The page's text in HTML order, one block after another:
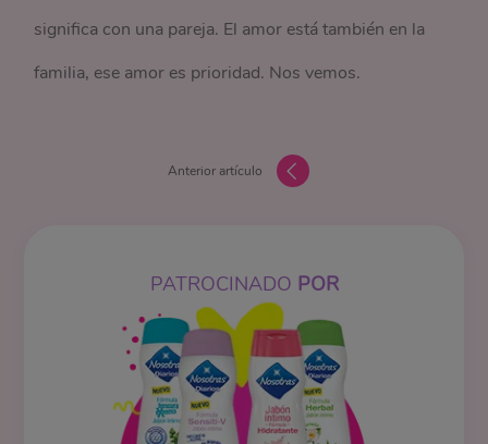
significa con una pareja. El amor está también en la
familia, ese amor es prioridad. Nos vemos.
Anterior artículo
PATROCINADO POR